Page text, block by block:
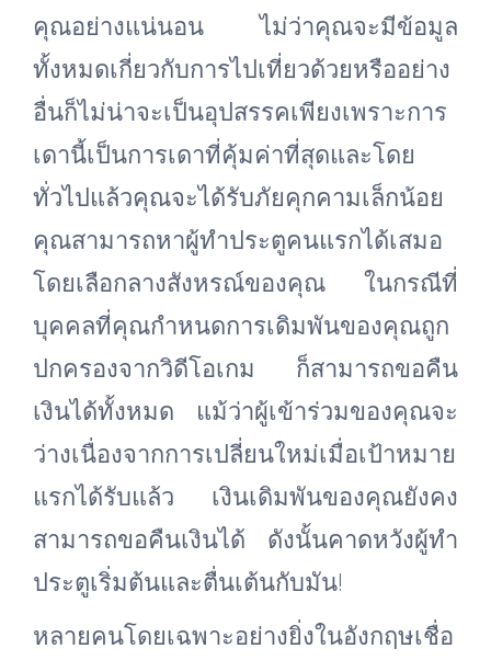
คุณอย่างแน่นอน ไม่ว่าคุณจะมีข้อมูล
ทั้งหมดเกี่ยวกับการไปเที่ยวด้วยหรืออย่าง
อื่นก็ไม่น่าจะเป็นอุปสรรคเพียงเพราะการ
เดานี้เป็นการเดาที่คุ้มค่าที่สุดและโดย
ทั่วไปแล้วคุณจะได้รับภัยคุกคามเล็กน้อย
คุณสามารถหาผู้ทำประตูคนแรกได้เสมอ
โดยเลือกลางสังหรณ์ของคุณ ในกรณีที่
บุคคลที่คุณกำหนดการเดิมพันของคุณถูก
ปกครองจากวิดีโอเกม ก็สามารถขอคืน
เงินได้ทั้งหมด แม้ว่าผู้เข้าร่วมของคุณจะ
ว่างเนื่องจากการเปลี่ยนใหม่เมื่อเป้าหมาย
แรกได้รับแล้ว เงินเดิมพันของคุณยังคง
สามารถขอคืนเงินได้ ดังนั้นคาดหวังผู้ทำ
ประตูเริ่มต้นและตื่นเต้นกับมัน!
หลายคนโดยเฉพาะอย่างยิ่งในอังกฤษเชื่อ